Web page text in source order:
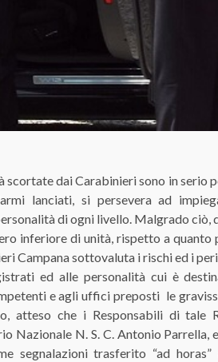
scortate dai Carabinieri sono in serio
lanciati, si persevera ad
di ogni livello. Malgrado ciò,
inferiore di unità, rispetto a
Campana sottovaluta i rischi ed i
ed alle personalità cui è
e agli uffici preposti le
atteso che i Responsabili di tale
Nazionale N. S. C. Antonio
segnalazioni trasferito “ad